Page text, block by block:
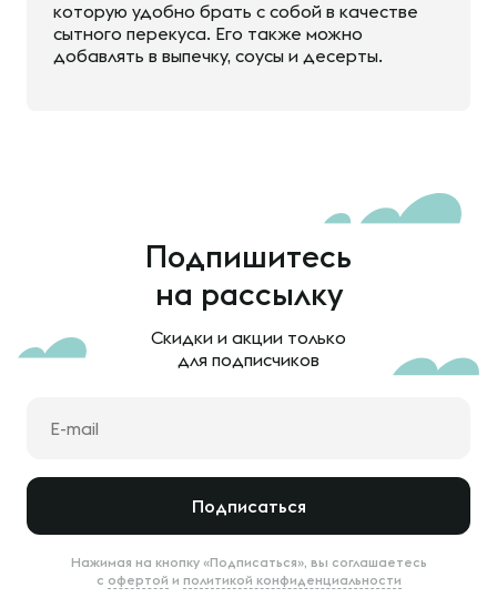
которую удобно брать с собой в качестве
сытного перекуса. Его также можно
добавлять в выпечку, соусы и десерты.
Подпишитесь
на рассылку
Скидки и акции только
для подписчиков
Подписаться
Нажимая на кнопку «Подписаться», вы соглашаетесь
с офертой и политикой конфиденциальности